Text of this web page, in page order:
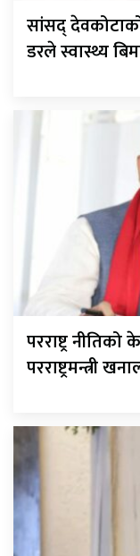
सांसद्
डरले स्वास्थ्य
परराष्ट्र
परराष्ट्रमन्त्री